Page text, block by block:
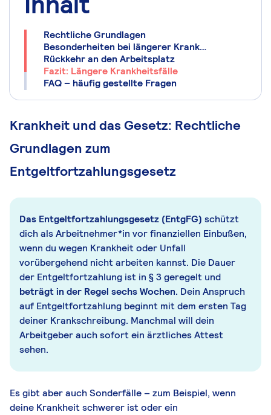
Rechtliche Grundlagen
Besonderheiten bei längerer Krankheit
Rückkehr an den Arbeitsplatz
Fazit: Längere Krankheitsfälle
FAQ – häufig gestellte Fragen
Krankheit und das Gesetz: Rechtliche
Grundlagen zum
Entgeltfortzahlungsgesetz
Das Entgeltfortzahlungsgesetz (EntgFG) schützt
dich als Arbeitnehmer*in vor finanziellen Einbußen,
wenn du wegen Krankheit oder Unfall
vorübergehend nicht arbeiten kannst. Die Dauer
der Entgeltfortzahlung ist in § 3 geregelt und
beträgt in der Regel sechs Wochen. Dein Anspruch
auf Entgeltfortzahlung beginnt mit dem ersten Tag
deiner Krankschreibung. Manchmal will dein
Arbeitgeber auch sofort ein ärztliches Attest
sehen.
Es gibt aber auch Sonderfälle – zum Beispiel, wenn
deine Krankheit schwerer ist oder ein